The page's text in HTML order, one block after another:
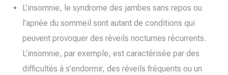
L’insomnie, le syndrome des jambes sans repos ou
l’apnée du sommeil sont autant de conditions qui
peuvent provoquer des réveils nocturnes récurrents.
L’insomnie, par exemple, est caractérisée par des
difficultés à s’endormir, des réveils fréquents ou un